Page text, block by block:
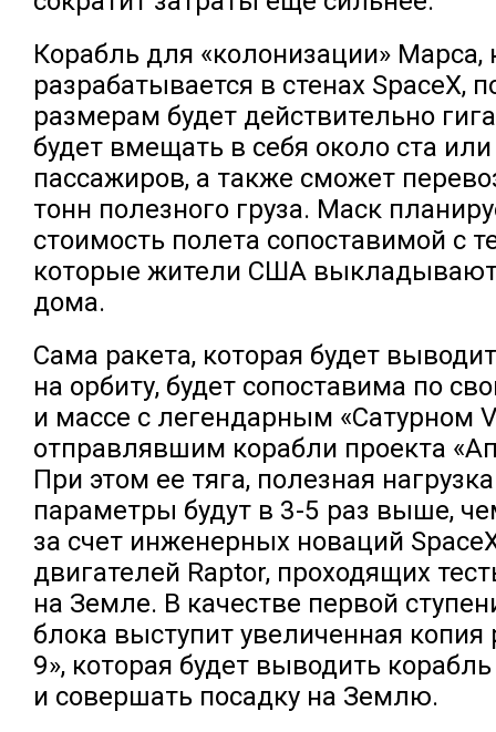
Корабль для «колонизации» Марса,
разрабатывается в стенах SpaceX,
размерам будет действительно
будет вмещать в себя около ста или
пассажиров, а также сможет
тонн полезного груза. Маск
стоимость полета сопоставимой с
которые жители США выкладывают
дома.
Сама ракета, которая будет
на орбиту, будет сопоставима по
и массе с легендарным «Сатурном
отправлявшим корабли проекта
При этом ее тяга, полезная
параметры будут в 3-5 раз выше,
за счет инженерных новаций
двигателей Raptor, проходящих
на Земле. В качестве первой
блока выступит увеличенная копия
9», которая будет выводить
и совершать посадку на Землю.